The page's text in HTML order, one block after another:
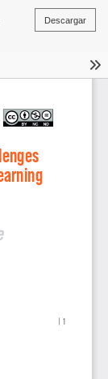
Descargar